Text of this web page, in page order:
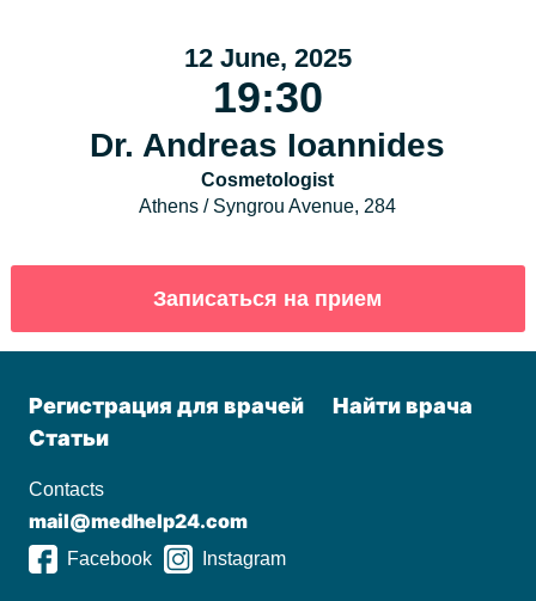
12 June, 2025
19:30
Dr. Andreas Ioannides
Cosmetologist
Athens / Syngrou Avenue, 284
Регистрация для врачей
Найти врача
Статьи
Contacts
mail@medhelp24.com
Facebook Instagram